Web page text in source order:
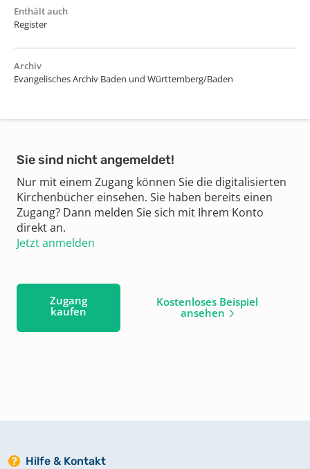
Enthält auch
Register
Archiv
Evangelisches Archiv Baden und Württemberg/Baden
Sie sind nicht angemeldet!
Nur mit einem Zugang können Sie die digitalisierten
Kirchenbücher einsehen. Sie haben bereits einen
Zugang? Dann melden Sie sich mit Ihrem Konto
direkt an.
Jetzt anmelden
Zugang
kaufen
Kostenloses Beispiel
ansehen
Hilfe & Kontakt